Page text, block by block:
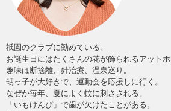
祇園のクラブに勤めている。
お誕生日にはたくさんの花が飾られるアットホ
趣味は断捨離、針治療、温泉巡り。
甥っ子が大好きで、運動会を応援しに行く。
なぜか毎年、夏によく蚊に刺さされる。
「いもけんぴ」で歯が欠けたことがある。